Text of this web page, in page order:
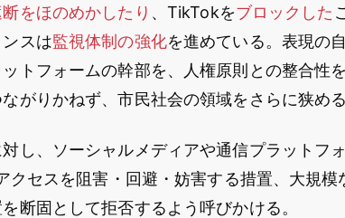
をほのめかしたり 、TikTokをブロックした
スは監視体制の強化を進めている。表現の
トフォームの幹部を、人権原則との整合性
がりかねず、市民社会の領域をさらに狭める
し、ソーシャルメディアや通信プラットフ
クセスを阻害・回避・妨害する措置、大規模
断固として拒否するよう呼びかける。